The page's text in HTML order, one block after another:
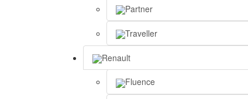
Partner
Traveller
Renault
Fluence